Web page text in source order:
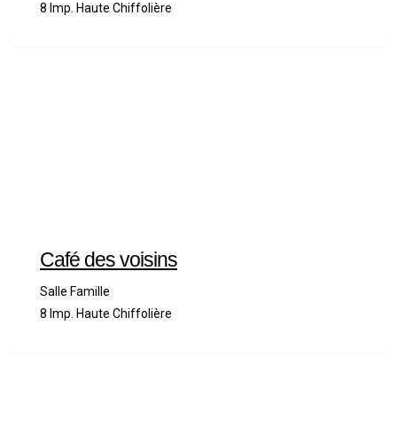
8 Imp. Haute Chiffolière
Café des voisins
Salle Famille
8 Imp. Haute Chiffolière